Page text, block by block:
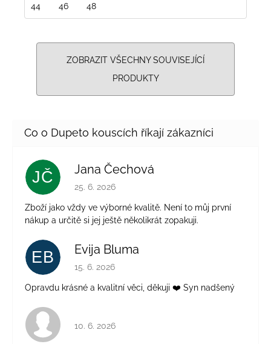
44 46 48
ZOBRAZIT VŠECHNY SOUVISEJÍCÍ
PRODUKTY
JČ Jana Čechová
Hodnocení obchodu je 5 z 5 hvězdiček.
25. 6. 2026
Zboží jako vždy ve výborné kvalitě. Není to můj první
nákup a určitě si jej ještě několikrát zopakuji.
EB Evija Bluma
Hodnocení obchodu je 5 z 5 hvězdiček.
15. 6. 2026
Opravdu krásné a kvalitní věci, děkuji ❤️ Syn nadšený
Hodnocení obchodu je 4 z 5 hvězdiček.
10. 6. 2026